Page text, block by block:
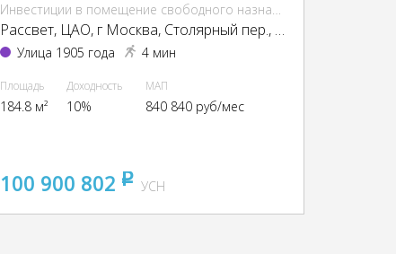
Инвестиции в помещение свободного назначения (ПСН)
Рассвет, ЦАО, г Москва, Столярный пер., 3, кор. 1-13, 15
Улица 1905 года 4 мин
Площадь
184.8 м²
Доходность
10%
МАП
840 840 руб/мес
100 900 802 pуб
УСН